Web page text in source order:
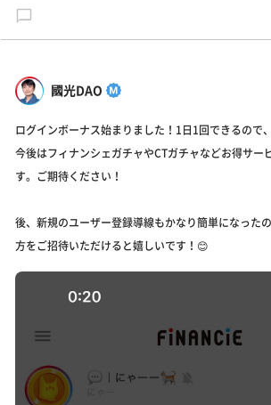
國光DAO
ログインボーナス始まりました！1日1回できるので
今後はフィナンシェガチャやCTガチャなどお得サー
す。ご期待ください！
後、新規のユーザー登録導線もかなり簡単になった
方をご招待いただけると嬉しいです！😊